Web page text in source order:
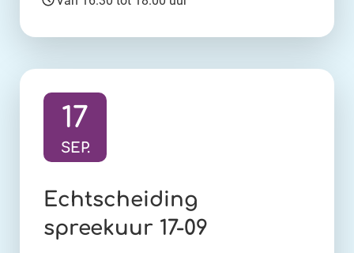
Ga naar activiteit:
Echtscheiding
spreekuur 17-09
17
SEP.